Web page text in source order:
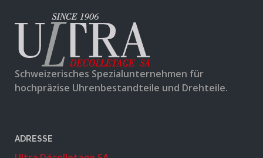
Schweizerisches Spezialunternehmen für
hochpräzise Uhrenbestandteile und Drehteile.
ADRESSE